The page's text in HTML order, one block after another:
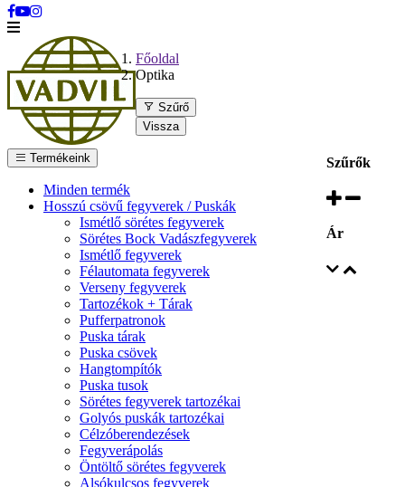
Termékeink
Minden termék
Hosszú csövű fegyverek / Puskák
Ismétlő sörétes fegyverek
Sörétes Bock Vadászfegyverek
Ismétlő fegyverek
Félautomata fegyverek
Verseny fegyverek
Tartozékok + Tárak
Pufferpatronok
Puska tárak
Puska csövek
Hangtompítók
Puska tusok
Sörétes fegyverek tartozékai
Golyós puskák tartozékai
Célzóberendezések
Fegyverápolás
Öntöltő sörétes fegyverek
Alsókulcsos fegyverek
Főoldal
Optika
Szűrő
Vissza
Szűrők
Ár